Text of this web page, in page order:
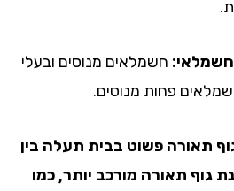
חשמלאים מנוסים ובעלי
פחות מנוסים.
פשוט בבית תעלה בין
גוף תאורה מורכב יותר, כמו